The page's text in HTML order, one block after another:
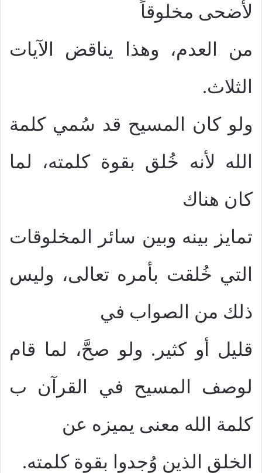
لأضحى مخلوقاً
من العدم، وهذا يناقض الآيات
الثلاث.
ولو كان المسيح قد سُمي كلمة
الله لأنه خُلق بقوة كلمته، لما
كان هناك
تمايز بينه وبين سائر المخلوقات
التي خُلقت بأمره تعالى، وليس
ذلك من الصواب في
قليل أو كثير. ولو صحَّ، لما قام
لوصف المسيح في القرآن ب
كلمة الله معنى يميزه عن
الخلق الذين وُجدوا بقوة كلمته.